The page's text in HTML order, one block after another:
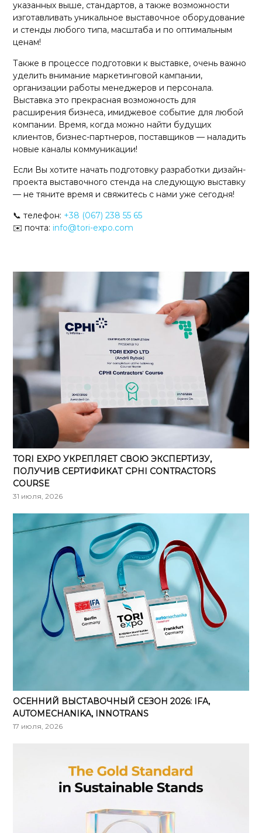
указанных выше, стандартов, а также возможности
изготавливать уникальное выставочное оборудование
и стенды любого типа, масштаба и по оптимальным
ценам!
Также в процессе подготовки к выставке, очень важно
уделить внимание маркетинговой кампании,
организации работы менеджеров и персонала.
Выставка это прекрасная возможность для
расширения бизнеса, имиджевое событие для любой
компании. Время, когда можно найти будущих
клиентов, бизнес-партнеров, поставщиков — наладить
новые каналы коммуникации!
Если Вы хотите начать подготовку разработки дизайн-
проекта выставочного стенда на следующую выставку
— не тяните время и свяжитесь с нами уже сегодня!
📞 телефон: +38 (067) 238 55 65
✉️ почта: info@tori-expo.com
TORI EXPO УКРЕПЛЯЕТ СВОЮ ЭКСПЕРТИЗУ,
ПОЛУЧИВ СЕРТИФИКАТ CPHI CONTRACTORS
COURSE
31 июля, 2026
ОСЕННИЙ ВЫСТАВОЧНЫЙ СЕЗОН 2026: IFA,
AUTOMECHANIKA, INNOTRANS
17 июля, 2026